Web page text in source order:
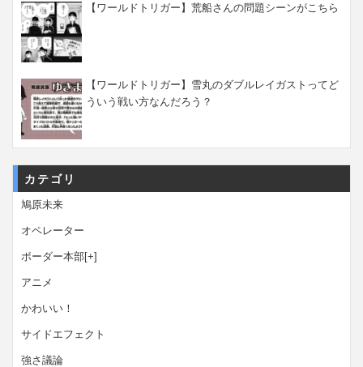
【ワールドトリガー】荒船さんの問題シーンがこちら
【ワールドトリガー】雪丸のダブルレイガストってど
ういう戦い方なんだろう？
カテゴリ
鳩原未来
オペレーター
ボーダー本部[+]
アニメ
かわいい！
サイドエフェクト
強さ議論